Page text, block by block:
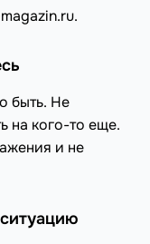
быть. Не
на кого-то еще.
и не